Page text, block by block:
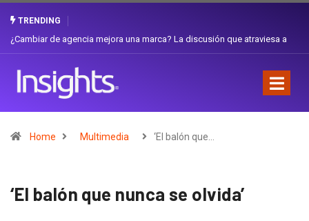
TRENDING
Gabriela Herrera y el arte de cambiarse el sombrero en Corporación
Home Multimedia ‘El balón que…
‘El balón que nunca se olvida’